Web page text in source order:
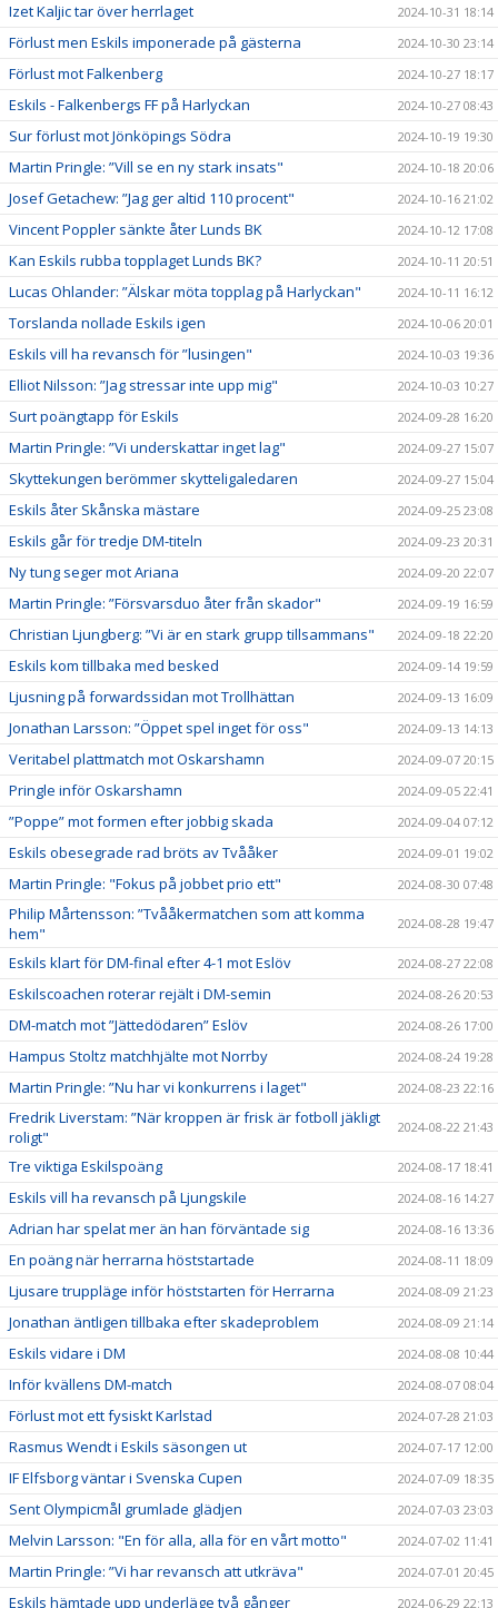
Izet Kaljic tar över herrlaget 2024-10-31 18:14
Förlust men Eskils imponerade på gästerna 2024-10-30 23:14
Förlust mot Falkenberg 2024-10-27 18:17
Eskils - Falkenbergs FF på Harlyckan 2024-10-27 08:43
Sur förlust mot Jönköpings Södra 2024-10-19 19:30
Martin Pringle: ”Vill se en ny stark insats" 2024-10-18 20:06
Josef Getachew: ”Jag ger altid 110 procent" 2024-10-16 21:02
Vincent Poppler sänkte åter Lunds BK 2024-10-12 17:08
Kan Eskils rubba topplaget Lunds BK? 2024-10-11 20:51
Lucas Ohlander: ”Älskar möta topplag på Harlyckan" 2024-10-11 16:12
Torslanda nollade Eskils igen 2024-10-06 20:01
Eskils vill ha revansch för ”lusingen" 2024-10-03 19:36
Elliot Nilsson: ”Jag stressar inte upp mig" 2024-10-03 10:27
Surt poängtapp för Eskils 2024-09-28 16:20
Martin Pringle: ”Vi underskattar inget lag" 2024-09-27 15:07
Skyttekungen berömmer skytteligaledaren 2024-09-27 15:04
Eskils åter Skånska mästare 2024-09-25 23:08
Eskils går för tredje DM-titeln 2024-09-23 20:31
Ny tung seger mot Ariana 2024-09-20 22:07
Martin Pringle: ”Försvarsduo åter från skador" 2024-09-19 16:59
Christian Ljungberg: ”Vi är en stark grupp tillsammans" 2024-09-18 22:20
Eskils kom tillbaka med besked 2024-09-14 19:59
Ljusning på forwardssidan mot Trollhättan 2024-09-13 16:09
Jonathan Larsson: ”Öppet spel inget för oss" 2024-09-13 14:13
Veritabel plattmatch mot Oskarshamn 2024-09-07 20:15
Pringle inför Oskarshamn 2024-09-05 22:41
”Poppe” mot formen efter jobbig skada 2024-09-04 07:12
Eskils obesegrade rad bröts av Tvååker 2024-09-01 19:02
Martin Pringle: "Fokus på jobbet prio ett" 2024-08-30 07:48
Philip Mårtensson: ”Tvååkermatchen som att komma
hem"
2024-08-28 19:47
Eskils klart för DM-final efter 4-1 mot Eslöv 2024-08-27 22:08
Eskilscoachen roterar rejält i DM-semin 2024-08-26 20:53
DM-match mot ”Jättedödaren” Eslöv 2024-08-26 17:00
Hampus Stoltz matchhjälte mot Norrby 2024-08-24 19:28
Martin Pringle: ”Nu har vi konkurrens i laget" 2024-08-23 22:16
Fredrik Liverstam: ”När kroppen är frisk är fotboll jäkligt
roligt"
2024-08-22 21:43
Tre viktiga Eskilspoäng 2024-08-17 18:41
Eskils vill ha revansch på Ljungskile 2024-08-16 14:27
Adrian har spelat mer än han förväntade sig 2024-08-16 13:36
En poäng när herrarna höststartade 2024-08-11 18:09
Ljusare truppläge inför höststarten för Herrarna 2024-08-09 21:23
Jonathan äntligen tillbaka efter skadeproblem 2024-08-09 21:14
Eskils vidare i DM 2024-08-08 10:44
Inför kvällens DM-match 2024-08-07 08:04
Förlust mot ett fysiskt Karlstad 2024-07-28 21:03
Rasmus Wendt i Eskils säsongen ut 2024-07-17 12:00
IF Elfsborg väntar i Svenska Cupen 2024-07-09 18:35
Sent Olympicmål grumlade glädjen 2024-07-03 23:03
Melvin Larsson: "En för alla, alla för en vårt motto" 2024-07-02 11:41
Martin Pringle: ”Vi har revansch att utkräva" 2024-07-01 20:45
Eskils hämtade upp underläge två gånger 2024-06-29 22:13